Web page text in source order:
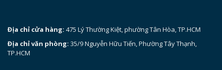
Địa chỉ cửa hàng: 475 Lý Thường Kiệt, phường Tân Hòa, TP.HCM
Địa chỉ văn phòng: 35/9 Nguyễn Hữu Tiến, Phường Tây Thạnh,
TP.HCM